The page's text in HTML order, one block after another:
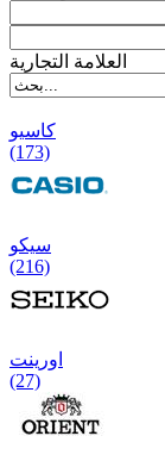
العلامة التجارية
کاسیو
(173)
سیکو
(216)
اورینت
(27)